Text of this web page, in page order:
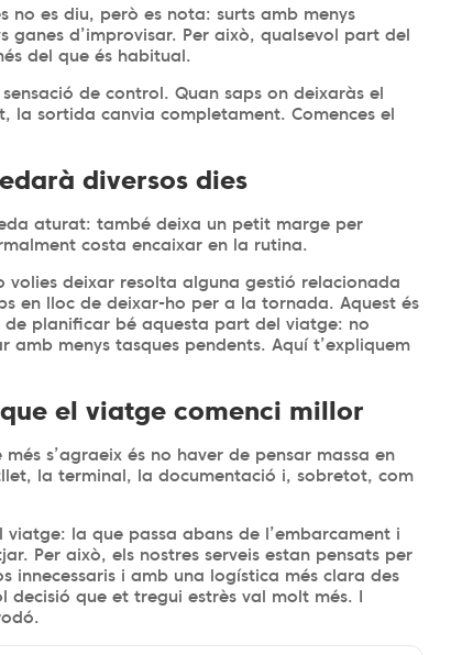
no es diu, però es nota: surts amb menys
d’improvisar. Per això, qualsevol part del
del que és habitual.
de control. Quan saps on deixaràs el
la sortida canvia completament. Comences el
diversos dies
aturat: també deixa un petit marge per
costa encaixar en la rutina.
volies deixar resolta alguna gestió relacionada
en lloc de deixar-ho per a la tornada. Aquest és
planificar bé aquesta part del viatge: no
menys tasques pendents. Aquí t’expliquem
el viatge comenci millor
s’agraeix és no haver de pensar massa en
la terminal, la documentació i, sobretot, com
la que passa abans de l’embarcament i
Per això, els nostres serveis estan pensats per
innecessaris i amb una logística més clara des
decisió que et tregui estrès val molt més. I